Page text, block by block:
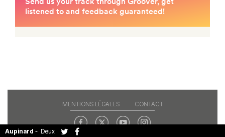
Aupinard - Deux
MENTIONS LÉGALES CONTACT